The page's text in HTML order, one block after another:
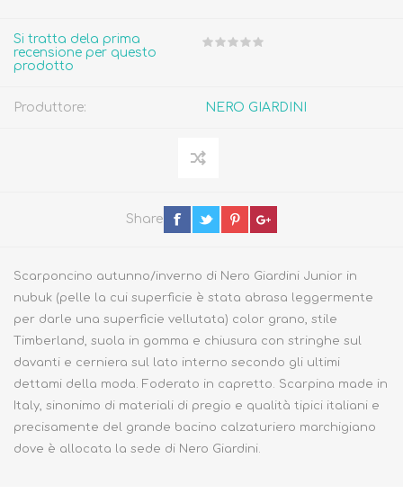
Si tratta dela prima
recensione per questo
prodotto
Produttore: NERO GIARDINI
Share
Scarponcino autunno/inverno di Nero Giardini Junior in
nubuk (pelle la cui superficie è stata abrasa leggermente
per darle una superficie vellutata) color grano, stile
Timberland, suola in gomma e chiusura con stringhe sul
davanti e cerniera sul lato interno secondo gli ultimi
dettami della moda. Foderato in capretto. Scarpina made in
Italy, sinonimo di materiali di pregio e qualità tipici italiani e
precisamente del grande bacino calzaturiero marchigiano
dove è allocata la sede di Nero Giardini.